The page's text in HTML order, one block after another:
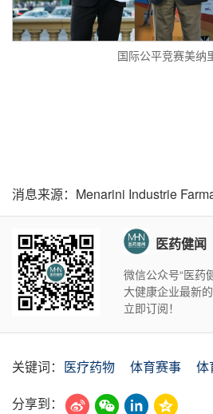
国际公平竞赛美纳
消息来源：Menarini Industrie
医药健闻
微信公众号“医药
大健康企业最新
立即订阅！
关键词： 医疗药物 体育赛事
体
分享到：